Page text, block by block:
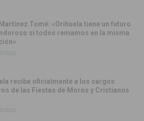
Tomé: «Orihuela tiene un futuro
si todos remamos en la misma
2026
recibe oficialmente a los cargos
de las Fiestas de Moros y Cristianos
2026